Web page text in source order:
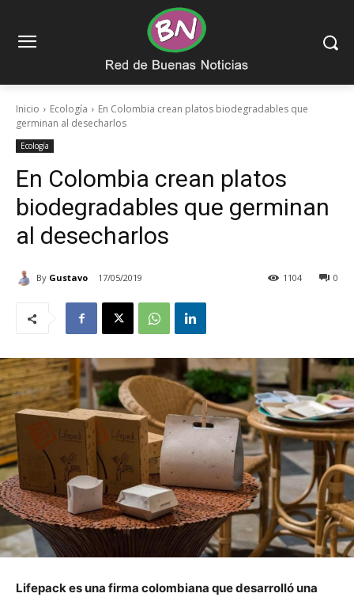
Inicio Ecología
En Colombia crean platos biodegradables que
germinan al desecharlos
Ecología
En Colombia crean platos
biodegradables que germinan
al desecharlos
By Gustavo 17/05/2019 0
1104
Lifepack es una firma colombiana que desarrolló una